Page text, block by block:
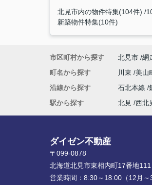
北見市内の物件特集(104件)
新築物件特集(10件)
市区町村から探す 北見市 網
町名から探す
川東 美山
沿線から探す
石北本線
駅から探す
北見 西北
ダイゼン不動産
〒099-0878
北海道北見市東相内町17番地111
営業時間： 8:30～18:00（12月